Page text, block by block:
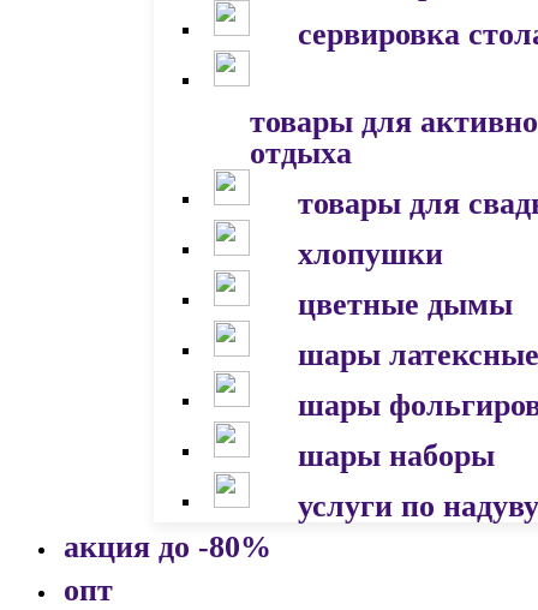
сервировка
товары для
отдыха
товары для
хлопушки
цветные дымы
шары латексные
шары
шары наборы
услуги по надуву
акция до -80%
опт